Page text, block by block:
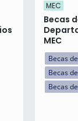
MEC
Becas
MEC
Becas
Becas
Becas